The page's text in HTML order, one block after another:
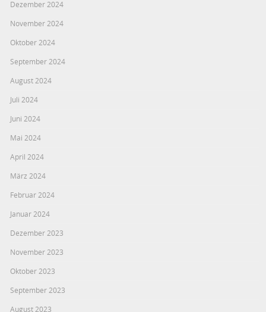
Dezember 2024
November 2024
Oktober 2024
September 2024
August 2024
Juli 2024
Juni 2024
Mai 2024
April 2024
März 2024
Februar 2024
Januar 2024
Dezember 2023
November 2023
Oktober 2023
September 2023
August 2023